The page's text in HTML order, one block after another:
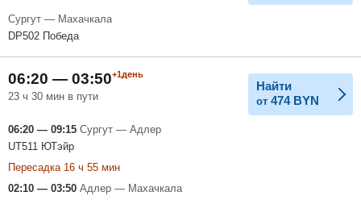
Сургут — Махачкала
DP502 Победа
06:20 — 03:50+1день
23 ч 30 мин в пути
Найти
от 474 BYN
06:20 — 09:15 Сургут — Адлер
UT511 ЮТэйр
Пересадка 16 ч 55 мин
02:10 — 03:50 Адлер — Махачкала